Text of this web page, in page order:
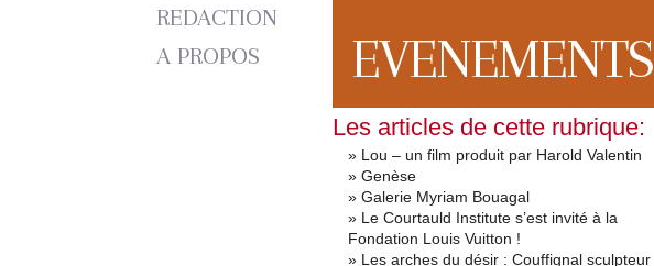
REDACTION
A PROPOS
EVENEMENTS
Les articles de cette rubrique:
» Lou – un film produit par Harold Valentin
» Genèse
» Galerie Myriam Bouagal
» Le Courtauld Institute s’est invité à la
Fondation Louis Vuitton !
» Les arches du désir : Couffignal sculpteur